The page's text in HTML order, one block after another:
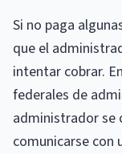
Si no paga
que el
intentar cobrar.
federales de
administrador se
comunicarse con